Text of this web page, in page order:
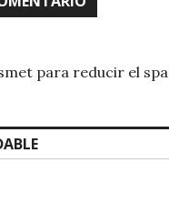
para reducir el